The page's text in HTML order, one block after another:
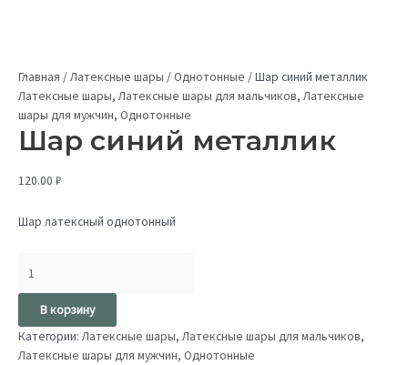
Главная /Латексные шары /Однотонные /Шар синий металлик
Латексные шары,Латексные шары для мальчиков,Латексные
шары для мужчин, Однотонные
Шар синий металлик
120.00 ₽
Шар латексный однотонный
В корзину
Категории:Латексные шары,Латексные шары для мальчиков,
Латексные шары для мужчин, Однотонные